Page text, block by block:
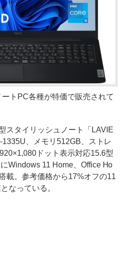
トPC各種が特価で販売されて
スタイリッシュノート「LAVIE
、メモリ512GB、ストレ
ドット表示対応15.6型
Windows 11 Home、Office Ho
載。参考価格から17%オフの11
なっている。